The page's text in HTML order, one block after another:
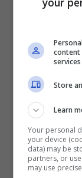
content
Store
Learn
Your personal
your device
data) may be
partners, or
may use